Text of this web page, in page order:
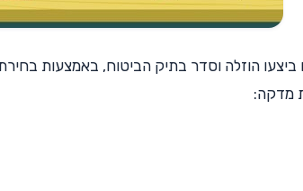
ישראלים ביצעו הוזלה וסדר בתיק הביטוח,
מדקה: